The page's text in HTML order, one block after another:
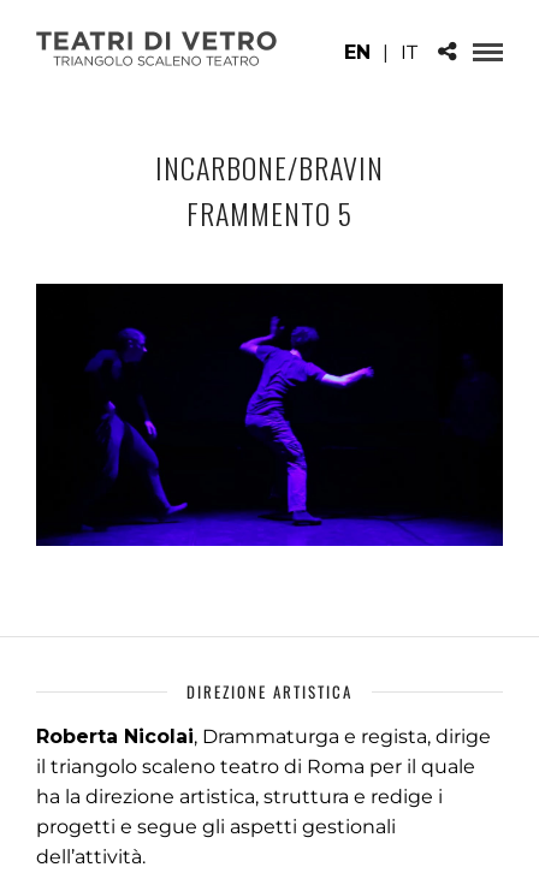
EN | IT
INCARBONE/BRAVIN
FRAMMENTO 5
DIREZIONE ARTISTICA
Roberta Nicolai, Drammaturga e regista, dirige
il triangolo scaleno teatro di Roma per il quale
ha la direzione artistica, struttura e redige i
progetti e segue gli aspetti gestionali
dell’attività.